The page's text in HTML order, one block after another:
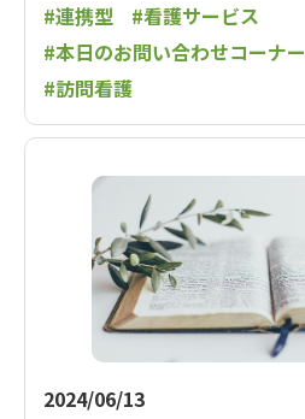
#連携型
#看護サービス
#本日のお問い合わせコーナー
#訪問看護
2024/06/13